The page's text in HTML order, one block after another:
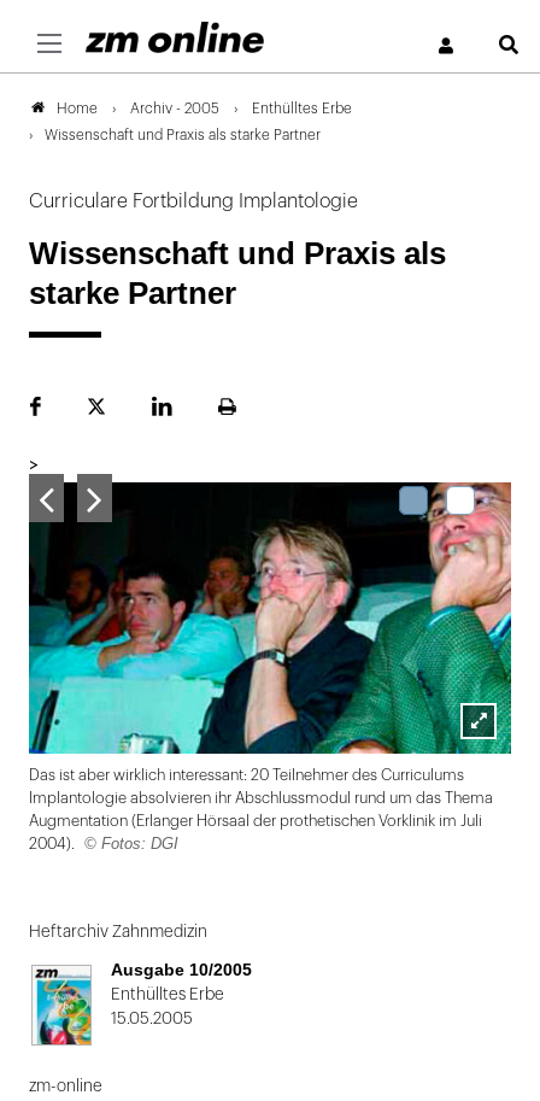
Home Archiv - 2005
Enthülltes Erbe
Wissenschaft und Praxis als starke Partner
Curriculare Fortbildung Implantologie
Wissenschaft und Praxis als
starke Partner
FacebookPlattformLinekdInSeite
>
Lightbox
öffnen
Das ist aber wirklich interessant: 20 Teilnehmer des Curriculums
Implantologie absolvieren ihr Abschlussmodul rund um das Thema
Augmentation (Erlanger Hörsaal der prothetischen Vorklinik im Juli
2004).
© Fotos: DGI
1
von
2
Heftarchiv Zahnmedizin
Ausgabe 10/2005
Enthülltes Erbe
15.05.2005
zm-online